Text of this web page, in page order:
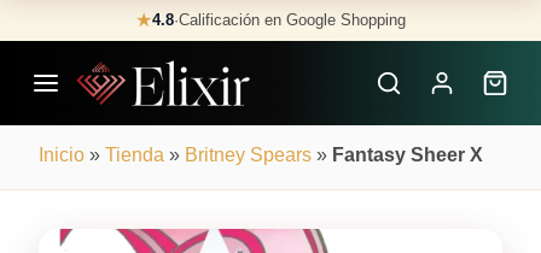
to
content
★4.8·Calificación en Google Shopping
Inicio » Tienda » Britney Spears » Fantasy Sheer X